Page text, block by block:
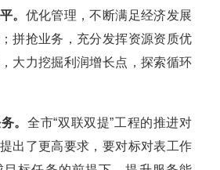
。 优化管理，不断满足经济发展
拼抢业务，充分发挥资源资质优
大力挖掘利润增长点，探索循环
。全市“双联双提”工程的推进对
出了更高要求，要对标对表工作